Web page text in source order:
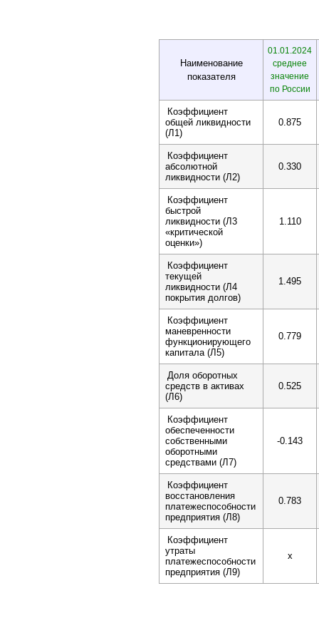
Наименование
показателя
01.01.2024
среднее
значение
по России
Коэффициент
общей ликвидности
(Л1)
0.875
Коэффициент
абсолютной
ликвидности (Л2)
0.330
Коэффициент
быстрой
ликвидности (Л3
«критической
оценки»)
1.110
Коэффициент
текущей
ликвидности (Л4
покрытия долгов)
1.495
Коэффициент
маневренности
функционирующего
капитала (Л5)
0.779
Доля оборотных
средств в активах
(Л6)
0.525
Коэффициент
обеспеченности
собственными
оборотными
средствами (Л7)
-0.143
Коэффициент
восстановления
платежеспособности
предприятия (Л8)
0.783
Коэффициент
утраты
платежеспособности
предприятия (Л9)
x